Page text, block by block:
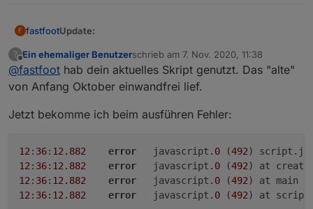
F fastfootUpdate:
Daten der Bundesländer hinzugefügt
Auswahl über DP showFederalStates
Option, um nur die Daten der Bundesländer
Auswahl über DPshowFederalStatesOnly
Auswahl über DPshowAllCounties
ausgewählte BL mit allen Kreisen/Städten werden
markiert
Wählen über Variable
myBL
eigene Kreise/Städte/Bundesländer werden
Die VIS wurde bewusst schlicht gehalten, damit ihr
auch noch was zu tun habt
Alles zu finden im
?
Offline
Ein ehemaliger Benutzerschrieb am 7. Nov. 2020, 11:38
zuletzt editiert von
@fastfoot hab dein aktuelles Skript genutzt. Das "alte"
von Anfang Oktober einwandfrei lief.
Jetzt bekomme ich beim ausführen Fehler:
12 : 36: 12.882 error
	javascript.
0 (492)
12 : 36: 12.882 error
	javascript.
0 (492) at
12 : 36: 12.882 error
	javascript.
0 (492) at main
12 : 36: 12.882 error
	javascript.
0 (492) at